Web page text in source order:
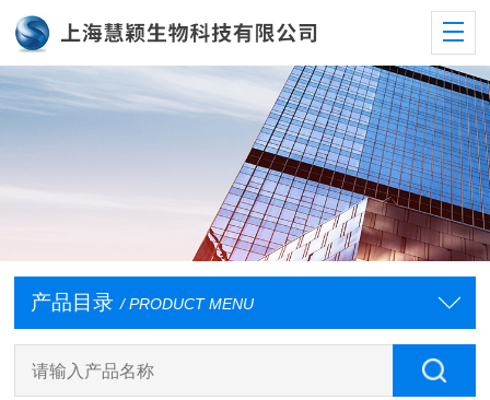
产品目录 / PRODUCT MENU